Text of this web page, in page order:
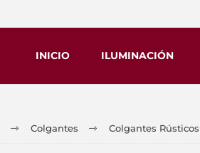
INICIO ILUMINACIÓN
Colgantes Colgantes